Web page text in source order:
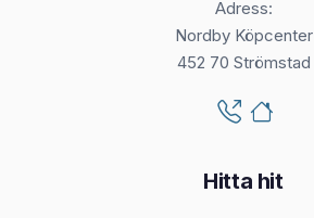
Adress:
Nordby Köpcenter
452 70 Strömstad
Hitta hit